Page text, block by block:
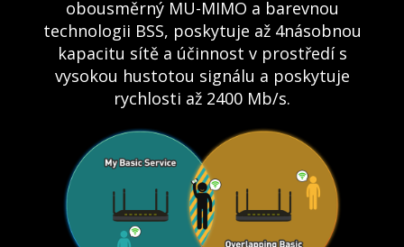
obousměrný MU-MIMO a barevnou
technologii BSS, poskytuje až 4násobnou
kapacitu sítě a účinnost v prostředí s
vysokou hustotou signálu a poskytuje
rychlosti až 2400 Mb/s.